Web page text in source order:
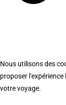
Nous utilisons des
proposer
votre voyage.